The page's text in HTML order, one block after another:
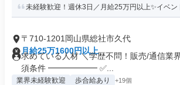
未経験歓迎！週休3日／月給25万円以上✨イベン
〒710-1201岡山県総社市久代
月給25万1600円以上
求めている人材 ＼学歴不問！販売/通信業
須条件 ━━━━━━ ✅...
業界未経験歓迎 歩合給あり +19個